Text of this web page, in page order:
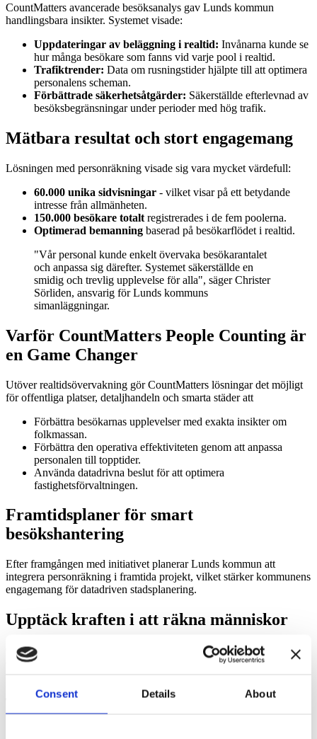
Consent Details About
CountMatters avancerade besöksanalys gav Lunds kommun
handlingsbara insikter. Systemet visade:
Uppdateringar av beläggning i realtid: Invånarna kunde se
hur många besökare som fanns vid varje pool i realtid.
Trafiktrender: Data om rusningstider hjälpte till att optimera
personalens scheman.
Förbättrade säkerhetsåtgärder: Säkerställde efterlevnad av
besöksbegränsningar under perioder med hög trafik.
Mätbara resultat och stort engagemang
Lösningen med personräkning visade sig vara mycket värdefull:
60.000 unika sidvisningar - vilket visar på ett betydande
intresse från allmänheten.
150.000 besökare totalt registrerades i de fem poolerna.
Optimerad bemanning baserad på besökarflödet i realtid.
"Vår personal kunde enkelt övervaka besökarantalet
och anpassa sig därefter. Systemet säkerställde en
smidig och trevlig upplevelse för alla", säger Christer
Sörliden, ansvarig för Lunds kommuns
simanläggningar.
Varför CountMatters People Counting är
en Game Changer
Utöver realtidsövervakning gör CountMatters lösningar det möjligt
för offentliga platser, detaljhandeln och smarta städer att
Förbättra besökarnas upplevelser med exakta insikter om
folkmassan.
Förbättra den operativa effektiviteten genom att anpassa
personalen till topptider.
Använda datadrivna beslut för att optimera
fastighetsförvaltningen.
Framtidsplaner för smart
besökshantering
Efter framgången med initiativet planerar Lunds kommun att
integrera personräkning i framtida projekt, vilket stärker kommunens
engagemang för datadriven stadsplanering.
Upptäck kraften i att räkna människor
CountMatters levererar banbrytande besöksanalys för företag och
offentliga platser.
för att se hur realtidsinsikter kan
Taggar: